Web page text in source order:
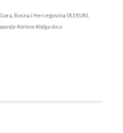
Bosna i Hercegovina (8,5 EUR),
Korisna Knjiga d.o.o